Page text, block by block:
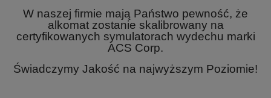
W naszej firmie mają Państwo pewność, że
alkomat zostanie skalibrowany na
certyfikowanych symulatorach wydechu marki
ACS Corp.
Świadczymy Jakość na najwyższym Poziomie!